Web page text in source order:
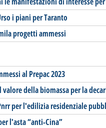
i piani per Taranto
progetti ammessi
al Prepac 2023
della biomassa per la
per l'edilizia residenziale
l'asta “anti-Cina”